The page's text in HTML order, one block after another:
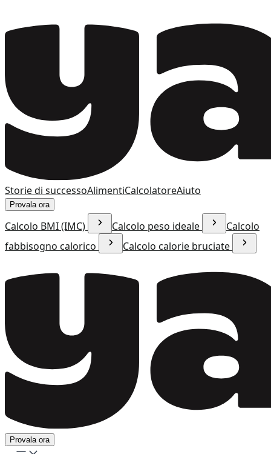
Storie di successoAlimentiCalcolatoreAiuto
Provala ora
Calcolo BMI (IMC) Calcolo peso ideale
Calcolo
fabbisogno calorico
Calcolo calorie bruciate
Provala ora